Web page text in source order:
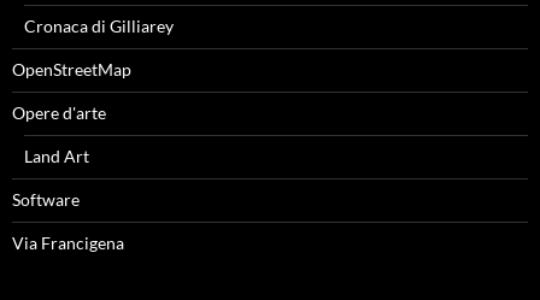
Cronaca di Gilliarey
OpenStreetMap
Opere d'arte
Land Art
Software
Via Francigena